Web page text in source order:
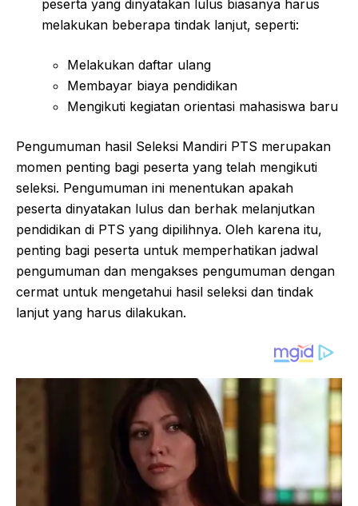
peserta yang dinyatakan lulus biasanya harus
melakukan beberapa tindak lanjut, seperti:
Melakukan daftar ulang
Membayar biaya pendidikan
Mengikuti kegiatan orientasi mahasiswa baru
Pengumuman hasil Seleksi Mandiri PTS merupakan
momen penting bagi peserta yang telah mengikuti
seleksi. Pengumuman ini menentukan apakah
peserta dinyatakan lulus dan berhak melanjutkan
pendidikan di PTS yang dipilihnya. Oleh karena itu,
penting bagi peserta untuk memperhatikan jadwal
pengumuman dan mengakses pengumuman dengan
cermat untuk mengetahui hasil seleksi dan tindak
lanjut yang harus dilakukan.